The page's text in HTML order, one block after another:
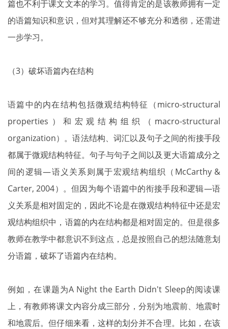
篇也不利于课文文本的学习。值得肯定的是该教师拥有一定
的语篇知识和意识，但对其理解还不够充分和透彻，还需进
一步学习。
（3）破坏语篇内在结构
语篇中的内在结构包括微观结构特征（micro-structural
properties）和宏观结构组织（macro-structural
organization）。语法结构、词汇以及句子之间的衔接手段
都属于微观结构特征。句子与句子之间以及更大语篇成分之
间的逻辑—语义关系则属于宏观结构组织（McCarthy &
Carter, 2004）。但因为每个语篇中的衔接手段和逻辑—语
义关系是相对固定的，因此不论是在微观结构特征中还是宏
观结构组织中，语篇的内在结构都是相对固定的。但是很多
教师在教学中都意识不到这点，总是按照自己的想法随意划
分语篇，破坏了语篇内在结构。
例如，在课题为A Night the Earth Didn't Sleep的阅读课
上，有教师将课文内容分成三部分，分别为地震前、地震时
和地震后。但仔细来看，这样的划分并不合理。比如，在该